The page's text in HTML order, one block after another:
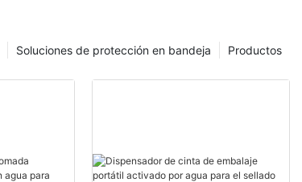
Productos
Soluciones de protección en bandeja